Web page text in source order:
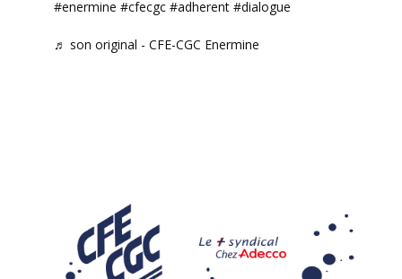
#enermine #cfecgc #adherent #dialogue
♬ son original - CFE-CGC Enermine